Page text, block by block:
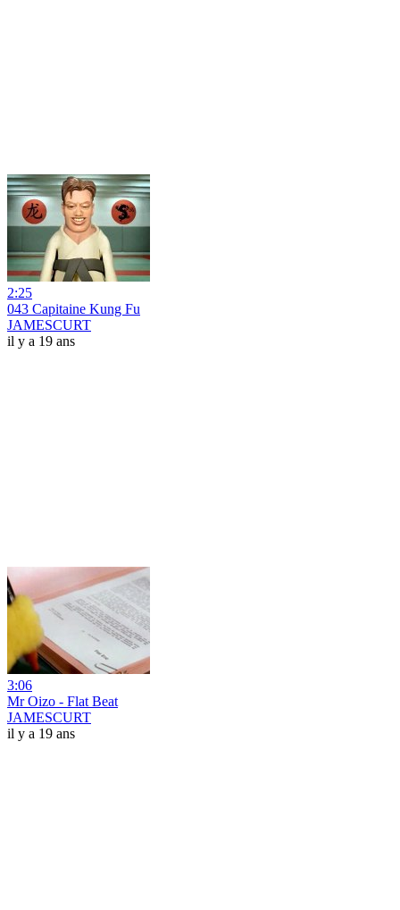
2:25
043 Capitaine Kung Fu
JAMESCURT
il y a 19 ans
3:06
Mr Oizo - Flat Beat
JAMESCURT
il y a 19 ans